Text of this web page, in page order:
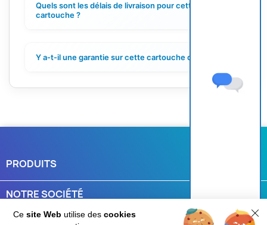
Cesite Web utilise descookies
Quels sont les délais de livraison pour cette
cartouche ?
Y a-t-il une garantie sur cette cartouche d'encre ?
PRODUITS
NOTRE SOCIÉTÉ